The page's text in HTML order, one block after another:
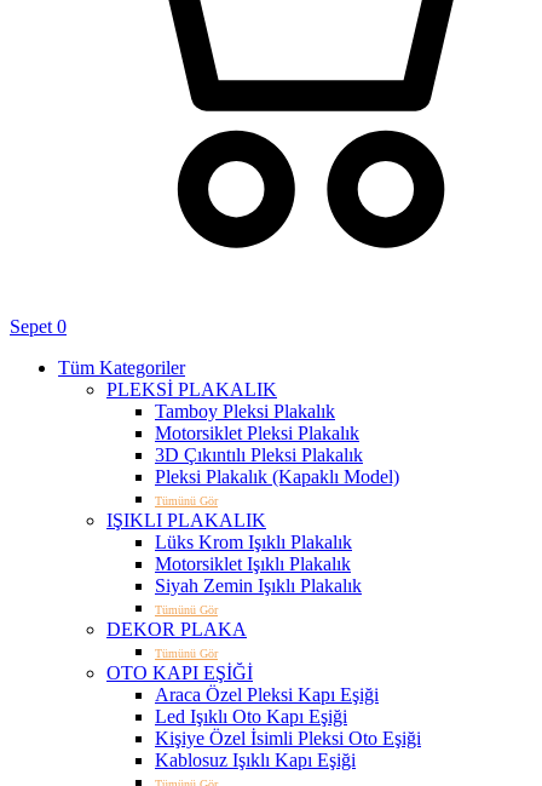
Sepet 0
Tüm Kategoriler
PLEKSİ PLAKALIK
Tamboy Pleksi Plakalık
Motorsiklet Pleksi Plakalık
3D Çıkıntılı Pleksi Plakalık
Pleksi Plakalık (Kapaklı Model)
Tümünü Gör
IŞIKLI PLAKALIK
Lüks Krom Işıklı Plakalık
Motorsiklet Işıklı Plakalık
Siyah Zemin Işıklı Plakalık
Tümünü Gör
DEKOR PLAKA
Tümünü Gör
OTO KAPI EŞİĞİ
Araca Özel Pleksi Kapı Eşiği
Led Işıklı Oto Kapı Eşiği
Kişiye Özel İsimli Pleksi Oto Eşiği
Kablosuz Işıklı Kapı Eşiği